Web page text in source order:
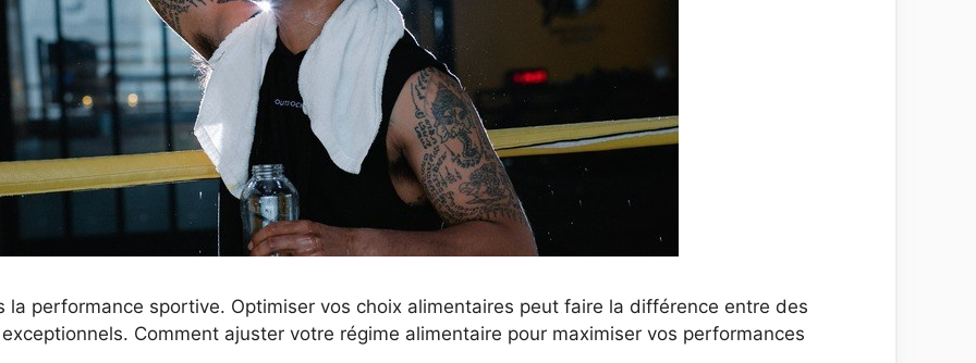
la performance sportive. Optimiser vos choix alimentaires peut faire la différence entre des
Comment ajuster votre régime alimentaire pour maximiser vos performances